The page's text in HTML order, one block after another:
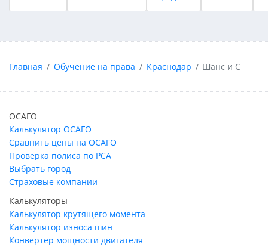
Главная Обучение на права Краснодар Шанс и С
ОСАГО
Калькулятор ОСАГО
Сравнить цены на ОСАГО
Проверка полиса по РСА
Выбрать город
Страховые компании
Калькуляторы
Калькулятор крутящего момента
Калькулятор износа шин
Конвертер мощности двигателя